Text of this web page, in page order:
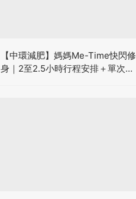
【中環減肥】媽媽Me-Time快閃修
身｜2至2.5小時行程安排＋單次收